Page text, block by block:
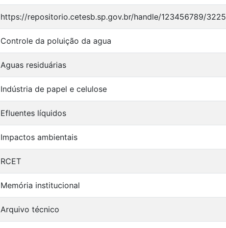
https://repositorio.cetesb.sp.gov.br/handle/123456789/3225
Controle da poluição da agua
Aguas residuárias
Indústria de papel e celulose
Efluentes líquidos
Impactos ambientais
RCET
Memória institucional
Arquivo técnico